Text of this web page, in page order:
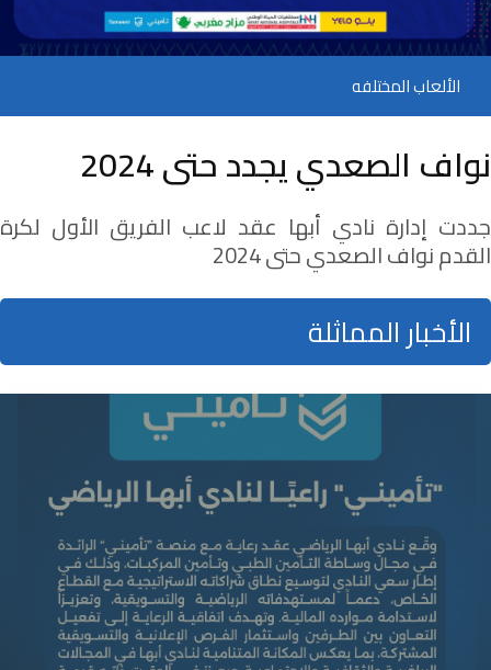
الألعاب المختلفه
نواف الصعدي يجدد حتى 2024
جددت إدارة نادي أبها عقد لاعب الفريق الأول لكرة
القدم نواف الصعدي حتى 2024
الأخبار المماثلة